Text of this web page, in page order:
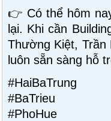
👉 Có thể hôm
lại. Khi cần
Thường Kiệt, Trần
luôn sẵn sàng hỗ
#HaiBaTrung
#BaTrieu
#PhoHue